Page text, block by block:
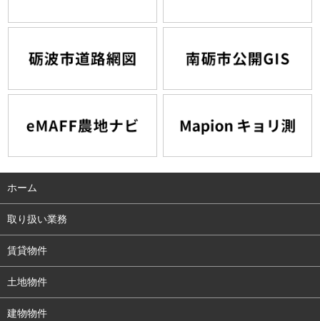
ホーム
取り扱い業務
賃貸物件
土地物件
建物物件